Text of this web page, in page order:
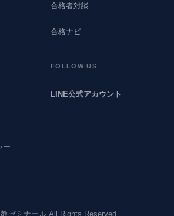
合格者対談
合格ナビ
ー
FOLLOW US
LINE公式アカウント
ゼミナール All Rights Reserved.